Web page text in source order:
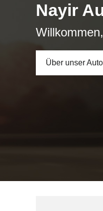
Nayir
Über unser